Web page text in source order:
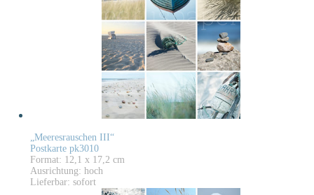
„Meeresrauschen III“
Postkarte pk3010
Format: 12,1 x 17,2 cm
Ausrichtung: hoch
Lieferbar: sofort